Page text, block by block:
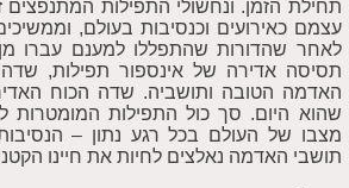
תחילת הזמן. ונחשולי התפילות
עצמם כאירועים וכנסיבות בעולם,
לאחר שהדורות שהתפללו למענם עברו
תסיסה אדירה של אינספור תפילות,
האדמה הטובה ותושביה. שדה הכוח
שהוא היום. סך כול התפילות המומטרות
מצבו של העולם בכל רגע נתון –
תושבי האדמה נאלצים לחיות את חיינו